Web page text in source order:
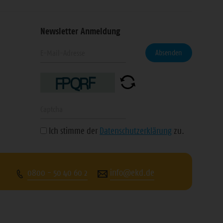
Newsletter Anmeldung
Absenden
Geben
Sie
ein
die
ein
Ich stimme der Datenschutzerklärung zu.
0800 - 50 40 60 2 info@ekd.de